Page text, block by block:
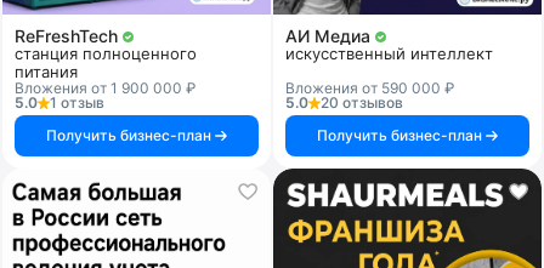
ReFreshTech
станция полноценного
питания
Вложения от 1 900 000 ₽
5.0
1 отзыв
Получить бизнес-план
АИ Медиа
искусственный интеллект
Вложения от 590 000 ₽
5.0
20 отзывов
Получить бизнес-план